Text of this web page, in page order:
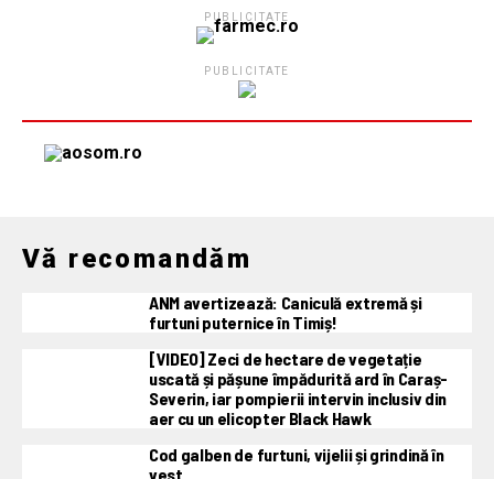
PUBLICITATE
PUBLICITATE
Vă recomandăm
ANM avertizează: Caniculă extremă și
furtuni puternice în Timiș!
[VIDEO] Zeci de hectare de vegetație
uscată și pășune împădurită ard în Caraș-
Severin, iar pompierii intervin inclusiv din
aer cu un elicopter Black Hawk
Cod galben de furtuni, vijelii și grindină în
vest